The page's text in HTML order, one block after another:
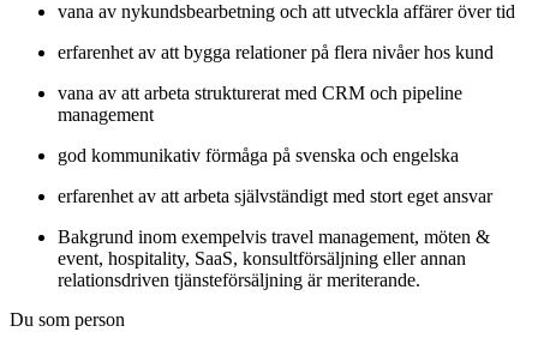
vana av nykundsbearbetning och att utveckla affärer över tid
erfarenhet av att bygga relationer på flera nivåer hos kund
vana av att arbeta strukturerat med CRM och pipeline
management
god kommunikativ förmåga på svenska och engelska
erfarenhet av att arbeta självständigt med stort eget ansvar
Bakgrund inom exempelvis travel management, möten &
event, hospitality, SaaS, konsultförsäljning eller annan
relationsdriven tjänsteförsäljning är meriterande.
Du som person